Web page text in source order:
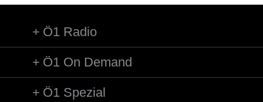
Ö1 Radio
Ö1 On Demand
Ö1 Spezial